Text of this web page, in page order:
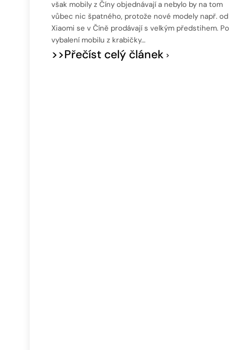
však mobily z Číny objednávají a nebylo by na tom
vůbec nic špatného, protože nové modely např. od
Xiaomi se v Číně prodávají s velkým předstihem. Po
vybalení mobilu z krabičky…
>>Přečíst celý článek